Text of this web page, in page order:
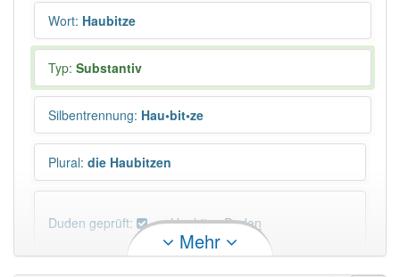
Wort: Haubitze
Typ: Substantiv
Silbentrennung: Hau•bit•ze
Plural: die Haubitzen
Duden geprüft: Haubitze Duden
Mehr